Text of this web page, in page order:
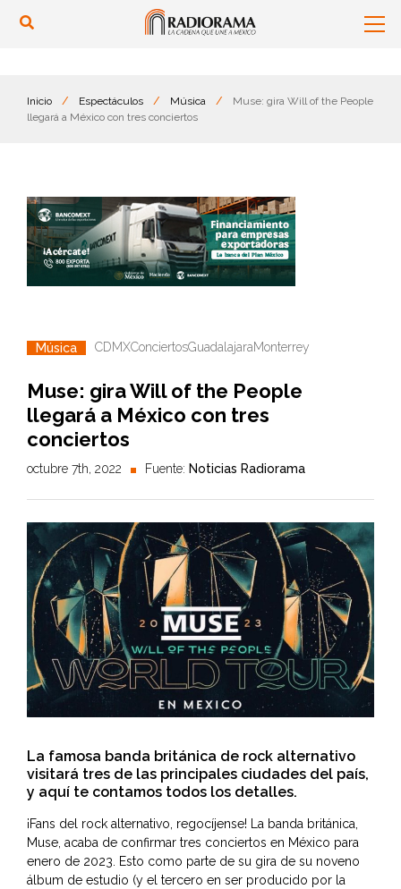
Inicio / Espectáculos / Música /
Muse: gira Will of the People
llegará a México con tres conciertos
Música CDMXConciertosGuadalajaraMonterrey
Muse: gira Will of the People
llegará a México con tres
conciertos
octubre 7th, 2022 Fuente: Noticias Radiorama
La famosa banda británica de rock alternativo
visitará tres de las principales ciudades del país,
y aquí te contamos todos los detalles.
¡Fans del rock alternativo, regocíjense! La banda británica,
Muse, acaba de confirmar tres conciertos en México para
enero de 2023. Esto como parte de su gira de su noveno
álbum de estudio (y el tercero en ser producido por la